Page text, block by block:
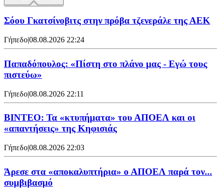
Σόου Γκατσίνοβιτς στην πρόβα τζενεράλε της ΑΕΚ
Γήπεδο|08.08.2026 22:24
Παπαδόπουλος: «Πίστη στο πλάνο μας - Εγώ τους
πιστεύω»
Γήπεδο|08.08.2026 22:11
ΒΙΝΤΕΟ: Τα «κτυπήματα» του ΑΠΟΕΛ και οι
«απαντήσεις» της Κηφισιάς
Γήπεδο|08.08.2026 22:03
Άρεσε στα «αποκαλυπτήρια» ο ΑΠΟΕΛ παρά τον...
συμβιβασμό